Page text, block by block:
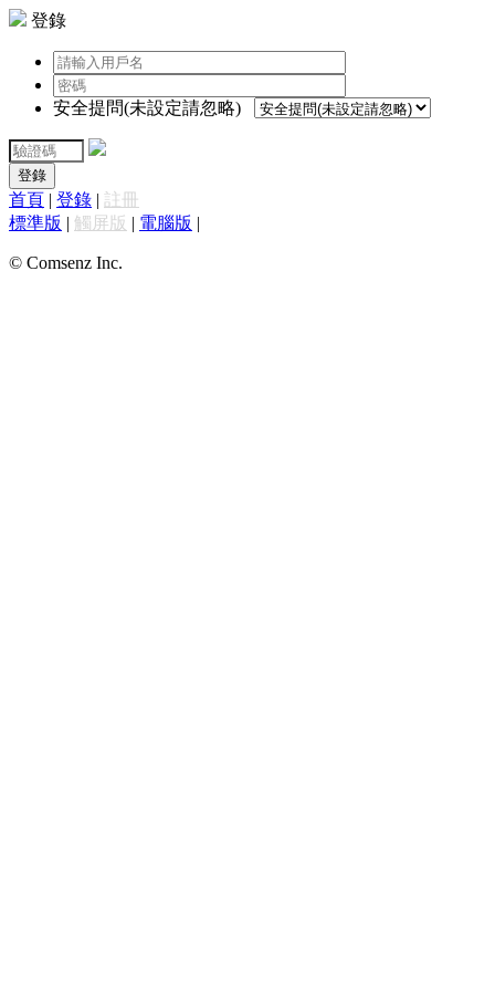
登錄
安全提問(未設定請忽略)
登錄
首頁 | 登錄 | 註冊
標準版 | 觸屏版 | 電腦版 |
© Comsenz Inc.